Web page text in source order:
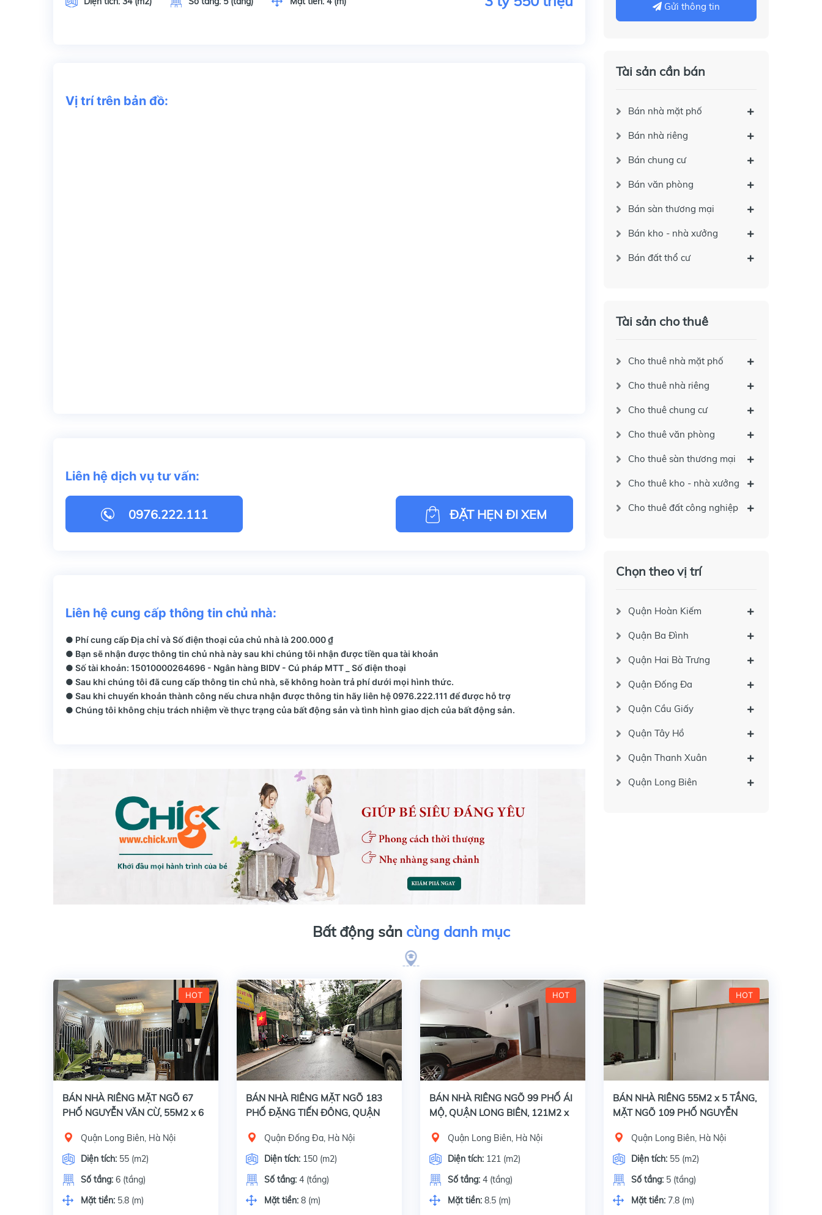
Vị trí trên bản đồ:
Liên hệ dịch vụ tư vấn:
0976.222.111 ĐẶT HẸN ĐI XEM
Liên hệ cung cấp thông tin chủ nhà:
● Phí cung cấp Địa chỉ và Số điện thoại của chủ nhà là 200.000 ₫
● Bạn sẽ nhận được thông tin chủ nhà này sau khi chúng tôi nhận được tiền qua tài khoản
● Số tài khoản: 15010000264696 - Ngân hàng BIDV - Cú pháp MTT _ Số điện thoại
● Sau khi chúng tôi đã cung cấp thông tin chủ nhà, sẽ không hoàn trả phí dưới mọi hình thức.
● Sau khi chuyển khoản thành công nếu chưa nhận được thông tin hãy liên hệ 0976.222.111 để được hỗ trợ
● Chúng tôi không chịu trách nhiệm về thực trạng của bất động sản và tình hình giao dịch của bất động sản.
Gửi thông tin
Tài sản cần bán
Bán nhà mặt phố
Bán nhà riêng
Bán chung cư
Bán văn phòng
Bán sàn thương mại
Bán kho - nhà xưởng
Bán đất thổ cư
Tài sản cho thuê
Cho thuê nhà mặt phố
Cho thuê nhà riêng
Cho thuê chung cư
Cho thuê văn phòng
Cho thuê sàn thương mại
Cho thuê kho - nhà xưởng
Cho thuê đất công nghiệp
Chọn theo vị trí
Quận Hoàn Kiếm
Quận Ba Đình
Quận Hai Bà Trưng
Quận Đống Đa
Quận Cầu Giấy
Quận Tây Hồ
Quận Thanh Xuân
Quận Long Biên
Bất động sản cùng danh mục
HOT
BÁN NHÀ RIÊNG MẶT NGÕ 67
PHỐ NGUYỄN VĂN CỪ, 55M2 x 6
Quận Long Biên, Hà Nội
Diện tích: 55 (m2)
Số tầng: 6 (tầng)
Mặt tiền: 5.8 (m)
BÁN NHÀ RIÊNG MẶT NGÕ 183
PHỐ ĐẶNG TIẾN ĐÔNG, QUẬN
TIỀN 8MQuận Đống Đa, Hà Nội
Diện tích: 150 (m2)
Số tầng: 4 (tầng)
Mặt tiền: 8 (m)
HOT
BÁN NHÀ RIÊNG NGÕ 99 PHỐ ÁI
MỘ, QUẬN LONG BIÊN, 121M2 x
Quận Long Biên, Hà Nội
Diện tích: 121 (m2)
Số tầng: 4 (tầng)
Mặt tiền: 8.5 (m)
HOT
BÁN NHÀ RIÊNG 55M2 x 5 TẦNG,
MẶT NGÕ 109 PHỐ NGUYỄN
700 TRIỆU
Quận Long Biên, Hà Nội
Diện tích: 55 (m2)
Số tầng: 5 (tầng)
Mặt tiền: 7.8 (m)